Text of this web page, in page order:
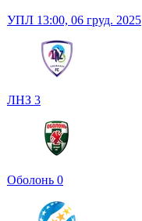
УПЛ 13:00, 06 груд. 2025
ЛНЗ 3
Оболонь 0